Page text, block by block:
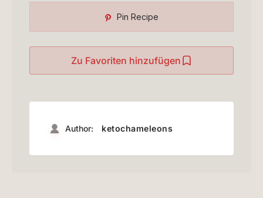
Pin Recipe
Zu Favoriten hinzufügen
Author: ketochameleons